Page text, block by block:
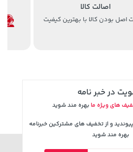
اصالت کالا
اصل بودن کالا با بهترین کیفیت
در خبر نامه
های ویژه ما بهره مند شوید
و از تخفیف های مشترکین خبرنامه
بهره مند شوید